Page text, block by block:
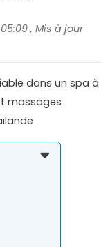
, Mis à jour
dans un spa à
massages